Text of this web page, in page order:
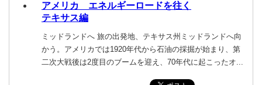
アメリカ エネルギーロードを往く
テキサス編
ミッドランドへ 旅の出発地、テキサス州ミッドランドへ向
かう。アメリカでは1920年代から石油の採掘が始まり、第
二次大戦後は2度目のブームを迎え、70年代に起こったオ...